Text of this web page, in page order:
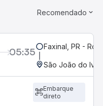
Recomendado
05:35 Faxinal, PR -
São João do Ivaí,
Embarque
direto